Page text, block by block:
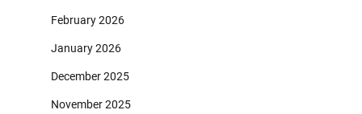
February 2026
January 2026
December 2025
November 2025